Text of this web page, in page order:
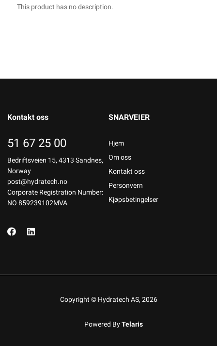
This product has no description.
Kontakt oss
51 67 25 00
Bedriftsveien 15, 4313 Sandnes,
Norway
post@hydratech.no
Corporate Registration Number:
NO 859239102MVA
SNARVEIER
Hjem
Om oss
Kontakt oss
Personvern
Kjøpsbetingelser
Copyright © Hydratech AS, 2026
Powered ByTelaris